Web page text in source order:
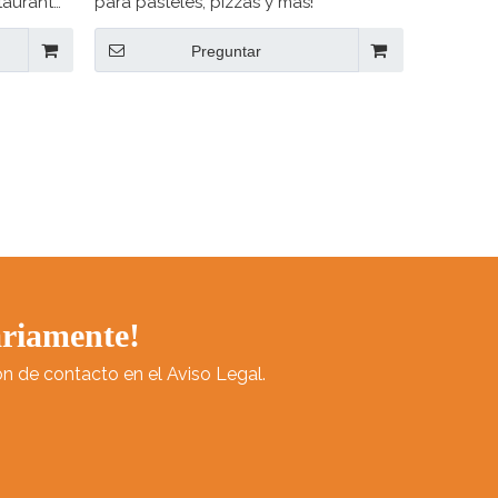
Preguntar
de contacto en el Aviso Legal.